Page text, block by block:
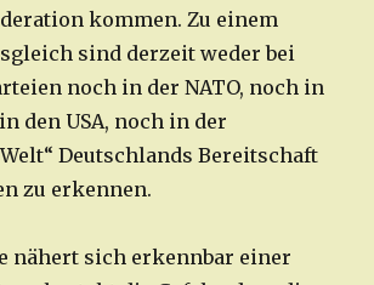
kommen. Zu einem
sind derzeit weder bei
noch in der NATO, noch in
den USA, noch in der
Deutschlands Bereitschaft
zu erkennen.
nähert sich erkennbar einer